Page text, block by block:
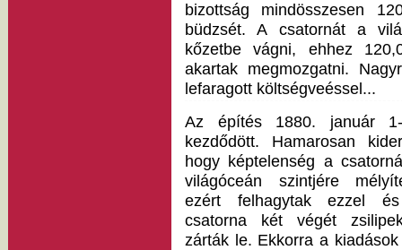
bizottság mindösszesen
büdzsét. A csatornát a
kőzetbe vágni, ehhez
akartak megmozgatni.
lefaragott költségveéssel...
Az építés 1880. január
kezdődött. Hamarosan
hogy képtelenség a
világóceán szintjére
ezért felhagytak ezzel
csatorna két végét
zárták le. Ekkorra a